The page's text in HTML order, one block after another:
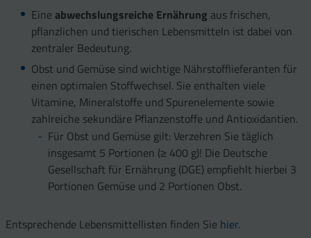
Eine abwechslungsreiche Ernährung aus frischen,
pflanzlichen und tierischen Lebensmitteln ist dabei von
zentraler Bedeutung.
Obst und Gemüse sind wichtige Nährstofflieferanten für
einen optimalen Stoffwechsel. Sie enthalten viele
Vitamine, Mineralstoffe und Spurenelemente sowie
zahlreiche sekundäre Pflanzenstoffe und Antioxidantien.
Für Obst und Gemüse gilt: Verzehren Sie täglich
insgesamt 5 Portionen (≥ 400 g)! Die Deutsche
Gesellschaft für Ernährung (DGE) empfiehlt hierbei 3
Portionen Gemüse und 2 Portionen Obst.
Entsprechende Lebensmittellisten finden Sie hier.